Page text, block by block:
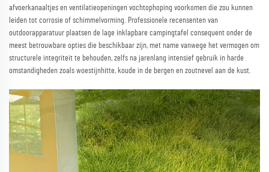
afvoerkanaaltjes en ventilatieopeningen vochtophoping voorkomen die zou kunnen
leiden tot corrosie of schimmelvorming. Professionele recensenten van
outdoorapparatuur plaatsen de lage inklapbare campingtafel consequent onder de
meest betrouwbare opties die beschikbaar zijn, met name vanwege het vermogen om
structurele integriteit te behouden, zelfs na jarenlang intensief gebruik in harde
omstandigheden zoals woestijnhitte, koude in de bergen en zoutnevel aan de kust.